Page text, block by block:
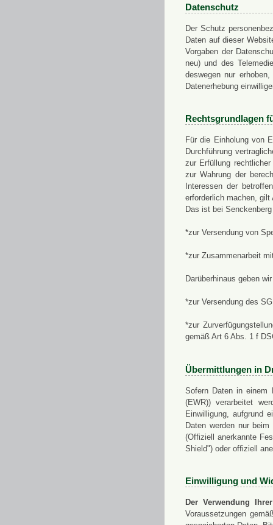
Datenschutz
Der Schutz
Daten auf dieser
Vorgaben der
neu) und des
deswegen nur
Datenerhebung
Rechtsgrundlagen
Für die Einholung von
Durchführung
zur Erfüllung
zur Wahrung der
Interessen der
erforderlich machen,
Das ist bei
*zur Versendung von
*zur Zusammenarbeit
Darüberhinaus geben
*zur Versendung des
*zur
gemäß Art 6 Abs. 1 f
Übermittlungen in
Sofern Daten in einem
(EWR)) verarbeitet
Einwilligung, aufgrund
Daten werden nur
(Offiziell anerkannte
Shield") oder offiziell
Einwilligung und
Der Verwendung
Voraussetzungen